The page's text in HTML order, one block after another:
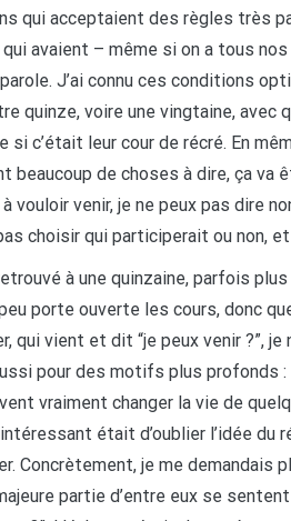
qui acceptaient des règles très
avaient – même si on a tous
J’ai connu ces conditions
quinze, voire une vingtaine, avec
si c’était leur cour de récré. En
beaucoup de choses à dire, ça va
vouloir venir, je ne peux pas dire
choisir qui participerait ou non,
à une quinzaine, parfois
porte ouverte les cours, donc
qui vient et dit “je peux venir ?”,
pour des motifs plus profonds
vraiment changer la vie de
était d’oublier l’idée du
Concrètement, je me demandais
partie d’entre eux se